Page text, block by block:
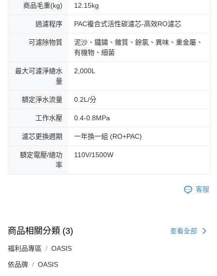
商品毛重(kg) 12.15kg
過濾程序 PAC複合式活性碳濾芯-高效RO濾芯
可濾除物質
泥沙、鐵鏽、雜質、餘氯、異味、重金屬、
有機物、細菌
最大可濾淨總水
量
2,000L
額定淨水流量 0.2L/分
工作水壓 0.4-0.8MPa
濾芯更換週期 一年換一組 (RO+PAC)
額定電壓/總功
率
110V/1500W
客服
商品相關分類 (3) 查看全部
福利品專區 OASIS
依品牌 OASIS